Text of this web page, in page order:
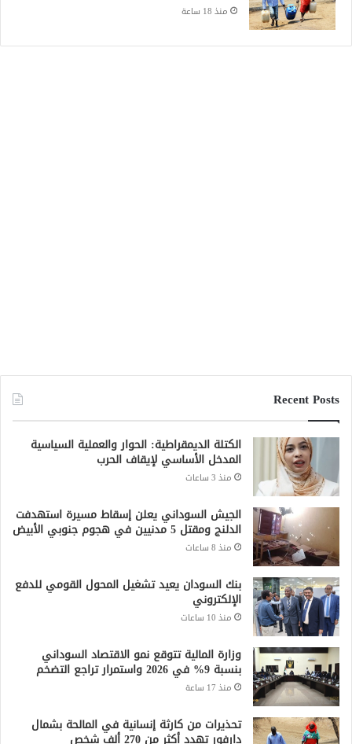
منذ 18 ساعة
Recent Posts
الكتلة الديمقراطية: الحوار والعملية السياسية
المدخل الأساسي لإيقاف الحرب
منذ 3 ساعات
الجيش السوداني يعلن إسقاط مسيرة استهدفت
الدلنج ومقتل 5 مدنيين في هجوم جنوبي الأبيض
منذ 8 ساعات
بنك السودان يعيد تشغيل المحول القومي للدفع
الإلكتروني
منذ 10 ساعات
وزارة المالية تتوقع نمو الاقتصاد السوداني
بنسبة 9% في 2026 واستمرار تراجع التضخم
منذ 17 ساعة
تحذيرات من كارثة إنسانية في المالحة بشمال